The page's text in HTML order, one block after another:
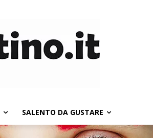
SALENTO DA GUSTARE